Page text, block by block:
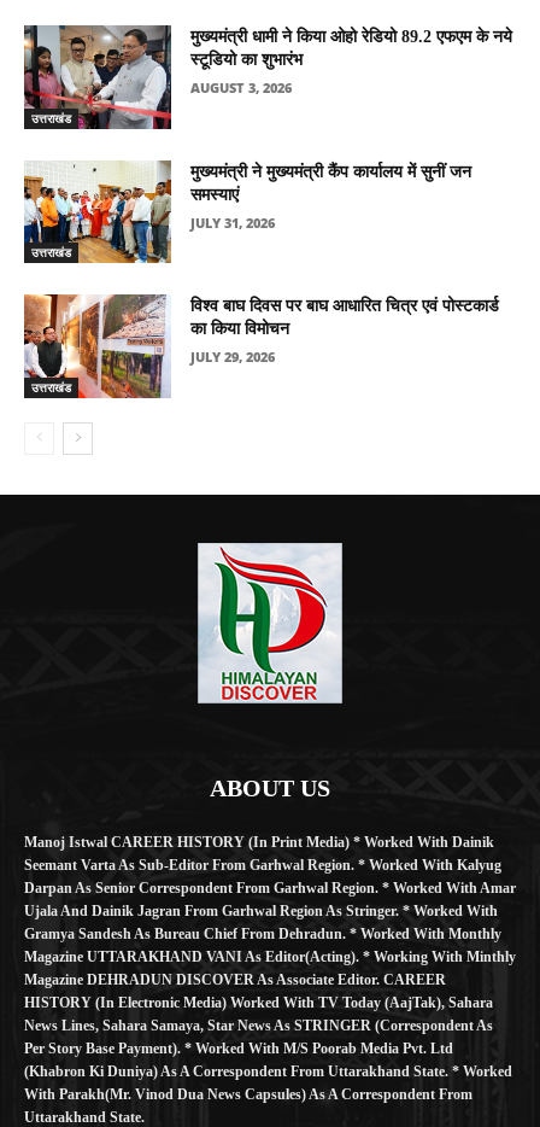
उत्तराखंड
मुख्यमंत्री धामी ने किया ओहो रेडियो 89.2 एफएम के नये
स्टूडियो का शुभारंभ
AUGUST 3, 2026
उत्तराखंड
मुख्यमंत्री ने मुख्यमंत्री कैंप कार्यालय में सुनीं जन
समस्याएं
JULY 31, 2026
उत्तराखंड
विश्व बाघ दिवस पर बाघ आधारित चित्र एवं पोस्टकार्ड
का किया विमोचन
JULY 29, 2026
ABOUT US
Manoj Istwal CAREER HISTORY (in Print Media) * Worked With Dainik
Seemant Varta As Sub-Editor From Garhwal Region. * Worked With Kalyug
Darpan As Senior Correspondent From Garhwal Region. * Worked With Amar
Ujala And Dainik Jagran From Garhwal Region As Stringer. * Worked With
Gramya Sandesh As Bureau Chief From Dehradun. * Worked With Monthly
Magazine UTTARAKHAND VANI As Editor(Acting). * Working With Minthly
Magazine DEHRADUN DISCOVER As Associate Editor. CAREER
HISTORY (in Electronic Media) Worked With TV Today (AajTak), Sahara
News Lines, Sahara Samaya, Star News As STRINGER (Correspondent As
Per Story Base Payment). * Worked With M/S Poorab Media Pvt. Ltd
(Khabron Ki Duniya) As A Correspondent From Uttarakhand State. * Worked
With Parakh(Mr. Vinod Dua News Capsules) As A Correspondent From
Uttarakhand State.